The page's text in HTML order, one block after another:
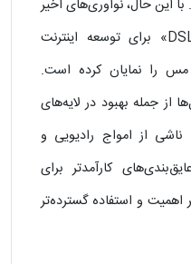
این حال، نوآوری‌های اخیر
همچون فناوری‌های پرسرعت «DSL» برای توسعه اینترنت
را نمایان کرده است.
از جمله بهبود در لایه‌های
ناشی از امواج رادیویی و
کارآمدتر برای
و استفاده گسترده‌تر